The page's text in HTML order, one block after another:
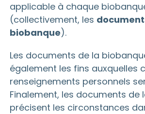
applicable à chaque
(collectivement, les
biobanque).
Les documents de la
également les fins auxquelles
renseignements personnels
Finalement, les documents de
précisent les circonstances